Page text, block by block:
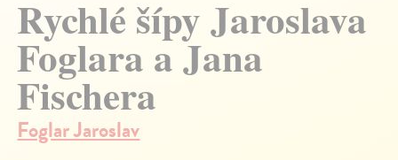
Rychlé šípy Jaroslava
Foglara a Jana
Fischera
Foglar Jaroslav